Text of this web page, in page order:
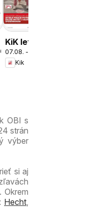
KiK leták
platný do
16.08.2026
07.08. - 16.08.2026
Kik
OBI s
strán
výber
si aj
Okrem
Hecht,